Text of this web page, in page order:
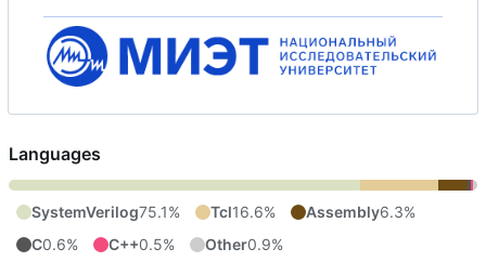
Languages
SystemVerilog75.1% Tcl16.6% Assembly6.3%
C0.6% C++0.5% Other0.9%